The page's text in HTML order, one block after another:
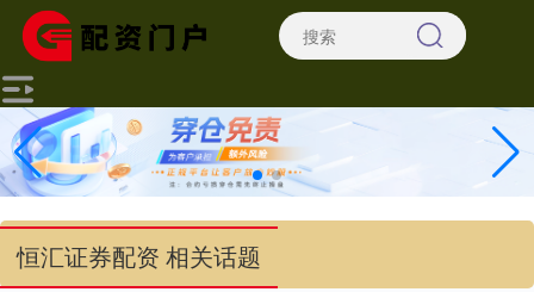
恒汇证券配资 相关话题